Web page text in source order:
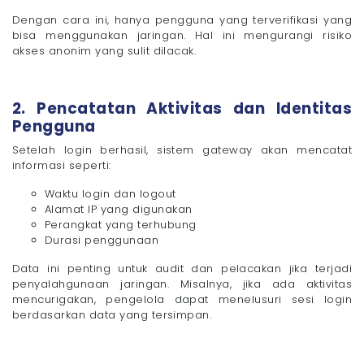
Dengan cara ini, hanya pengguna yang terverifikasi yang
bisa menggunakan jaringan. Hal ini mengurangi risiko
akses anonim yang sulit dilacak.
2. Pencatatan Aktivitas dan Identitas
Pengguna
Setelah login berhasil, sistem gateway akan mencatat
informasi seperti:
Waktu login dan logout
Alamat IP yang digunakan
Perangkat yang terhubung
Durasi penggunaan
Data ini penting untuk audit dan pelacakan jika terjadi
penyalahgunaan jaringan. Misalnya, jika ada aktivitas
mencurigakan, pengelola dapat menelusuri sesi login
berdasarkan data yang tersimpan.